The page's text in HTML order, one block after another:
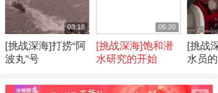
03:18
[挑战深海]打捞“阿
波丸”号
05:20
[挑战深海]饱和潜
水研究的开始
[挑战
水员